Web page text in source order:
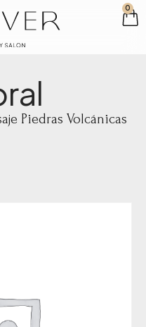
0
Piedras Volcánicas